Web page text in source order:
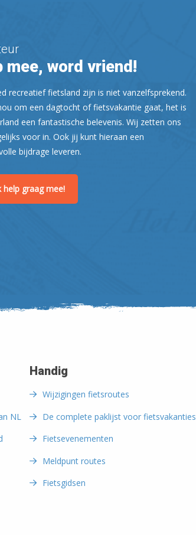
Leaflet| ©
mee, word vriend!
recreatief fietsland zijn is niet vanzelfsprekend.
om een dagtocht of fietsvakantie gaat, het is
een fantastische belevenis. Wij zetten ons
voor in. Ook jij kunt hieraan een
bijdrage leveren.
help graag mee!
NL
Handig
Wijzigingen fietsroutes
De complete paklijst voor fietsvakanties
Fietsevenementen
Meldpunt routes
Fietsgidsen